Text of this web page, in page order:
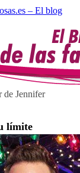
– El blog
de Jennifer
límite